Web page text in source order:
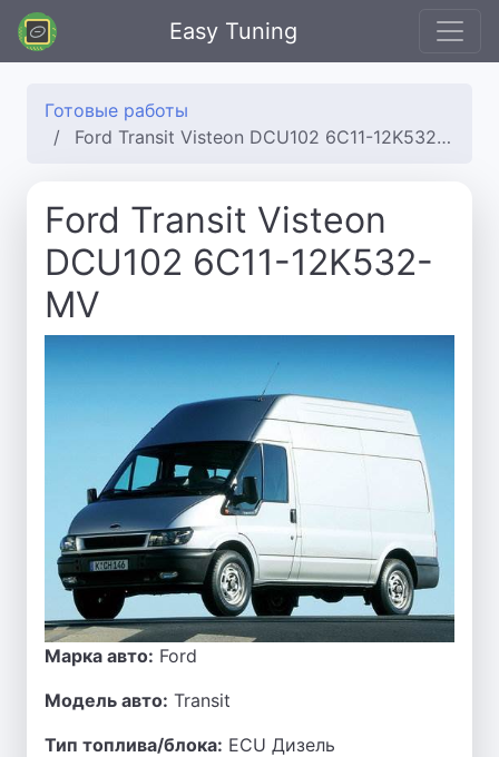
Easy Tuning
Готовые работы
Ford Transit Visteon DCU102 6C11-12K532-MV
Ford Transit Visteon
DCU102 6C11-12K532-
MV
Марка авто: Ford
Модель авто: Transit
Тип топлива/блока: ECU Дизель